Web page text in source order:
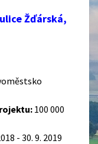
Žďárská,
100 000
- 30. 9. 2019